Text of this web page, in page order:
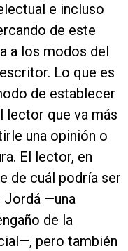
e incluso
de este
a los modos del
Lo que es
de establecer
lector que va más
una opinión o
El lector, en
de cuál podría ser
Jordá —una
de la
pero también